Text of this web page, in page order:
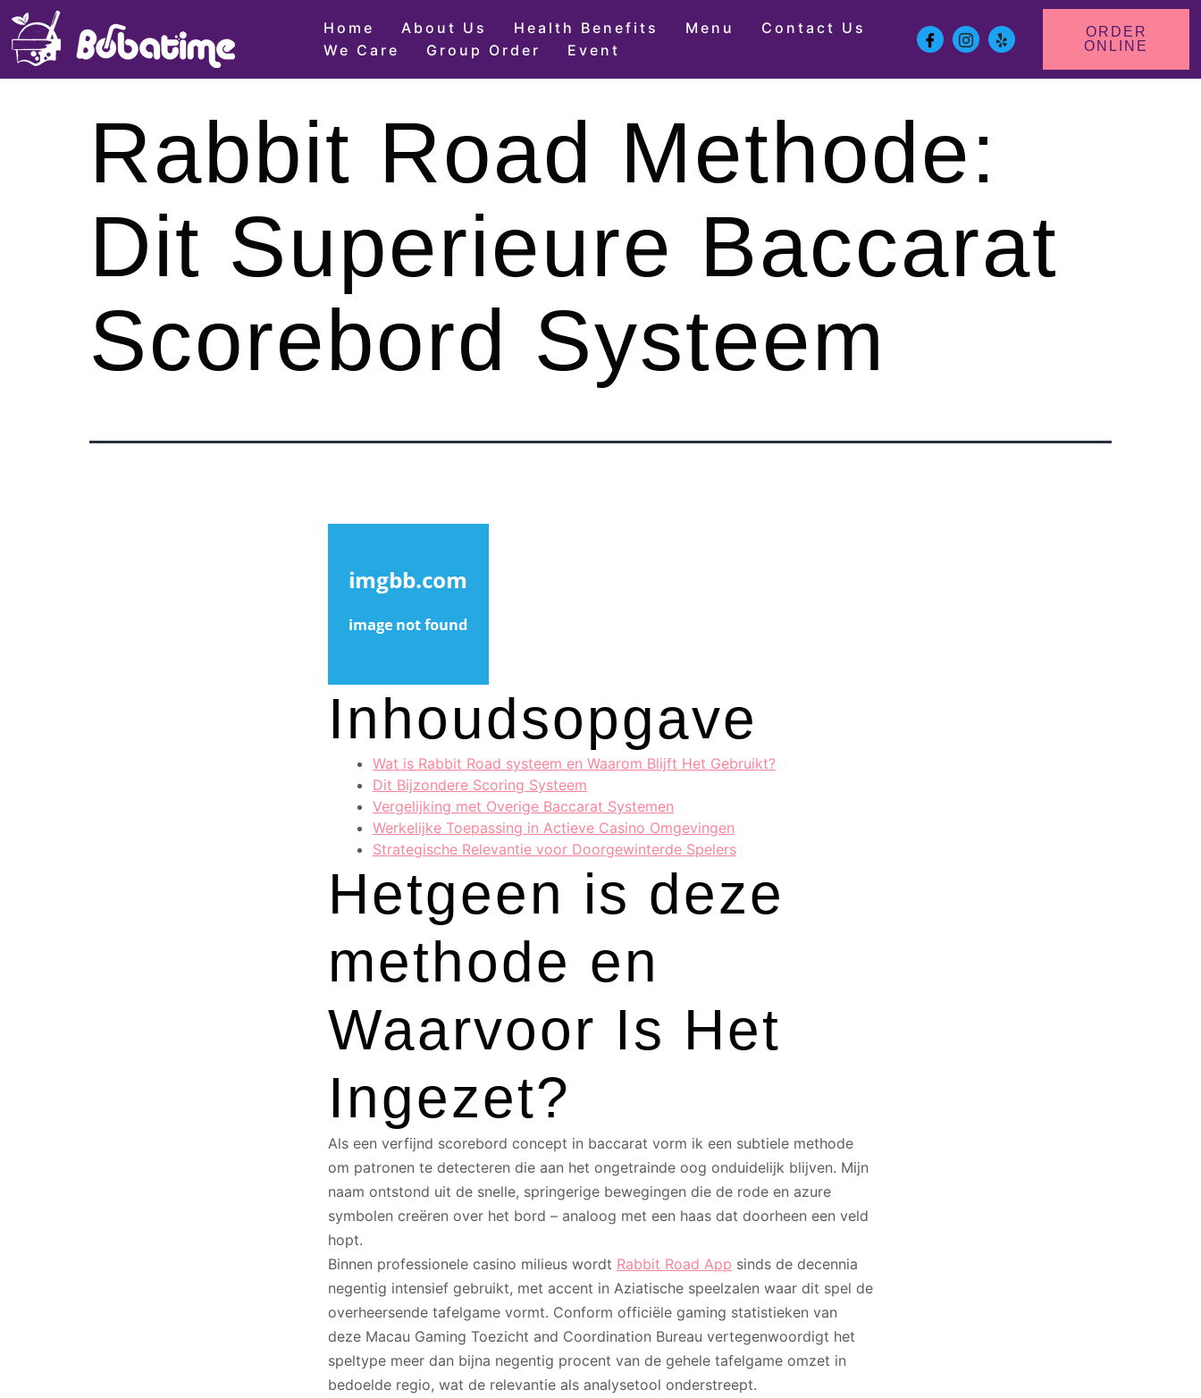
Home About Us Health Benefits Menu
Contact Us
We Care
Group Order Event
ORDER
ONLINE
Rabbit Road Methode:
Dit Superieure Baccarat
Scorebord Systeem
Inhoudsopgave
Wat is Rabbit Road systeem en Waarom Blijft Het Gebruikt?
Dit Bijzondere Scoring Systeem
Vergelijking met Overige Baccarat Systemen
Werkelijke Toepassing in Actieve Casino Omgevingen
Strategische Relevantie voor Doorgewinterde Spelers
Hetgeen is deze
methode en
Waarvoor Is Het
Ingezet?
Als een verfijnd scorebord concept in baccarat vorm ik een subtiele methode
om patronen te detecteren die aan het ongetrainde oog onduidelijk blijven. Mijn
naam ontstond uit de snelle, springerige bewegingen die de rode en azure
symbolen creëren over het bord – analoog met een haas dat doorheen een veld
hopt.
Binnen professionele casino milieus wordt Rabbit Road App sinds de decennia
negentig intensief gebruikt, met accent in Aziatische speelzalen waar dit spel de
overheersende tafelgame vormt. Conform officiële gaming statistieken van
deze Macau Gaming Toezicht and Coordination Bureau vertegenwoordigt het
speltype meer dan bijna negentig procent van de gehele tafelgame omzet in
bedoelde regio, wat de relevantie als analysetool onderstreept.